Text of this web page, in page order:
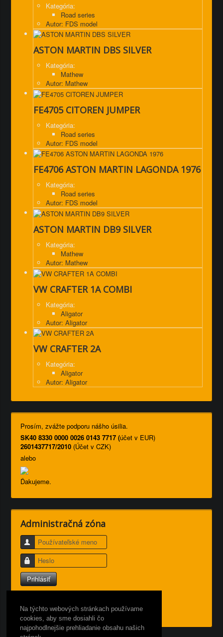
Na týchto webových stránkach používame
cookies, aby sme dosiahli čo
najpohodlnejšie prehliadanie obsahu našich
Kategória:
Road series
Autor: FDS model
ASTON MARTIN DBS SILVER
Kategória:
Mathew
Autor: Mathew
FE4705 CITOREN JUMPER
Kategória:
Road series
Autor: FDS model
FE4706 ASTON MARTIN LAGONDA 1976
Kategória:
Road series
Autor: FDS model
ASTON MARTIN DB9 SILVER
Kategória:
Mathew
Autor: Mathew
VW CRAFTER 1A COMBI
Kategória:
Aligator
Autor: Aligator
VW CRAFTER 2A
Kategória:
Aligator
Autor: Aligator
Prosím, zvážte podporu nášho úsilia.
SK40 8330 0000 0026 0143 7717 (účet v EUR)
2601437717/2010 (Účet v CZK)
alebo
Ďakujeme.
Administračná zóna
Používateľské meno
Heslo
Prihlásiť
Zabudli ste heslo?